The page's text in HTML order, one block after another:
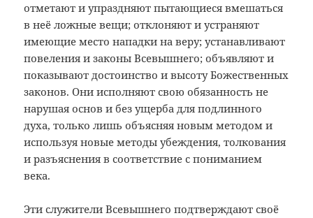
отметают и упраздняют пытающиеся вмешаться
в неё ложные вещи; отклоняют и устраняют
имеющие место нападки на веру; устанавливают
повеления и законы Всевышнего; объявляют и
показывают достоинство и высоту Божественных
законов. Они исполняют свою обязанность не
нарушая основ и без ущерба для подлинного
духа, только лишь объясняя новым методом и
используя новые методы убеждения, толкования
и разъяснения в соответствие с пониманием
века.
Эти служители Всевышнего подтверждают своё